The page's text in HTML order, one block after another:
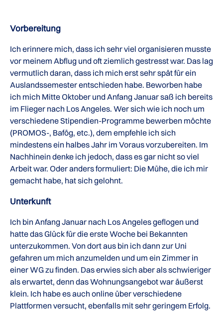
Vorbereitung
Ich erinnere mich, dass ich sehr viel organisieren musste
vor meinem Abflug und oft ziemlich gestresst war. Das lag
vermutlich daran, dass ich mich erst sehr spät für ein
Auslandssemester entschieden habe. Beworben habe
ich mich Mitte Oktober und Anfang Januar saß ich bereits
im Flieger nach Los Angeles. Wer sich wie ich noch um
verschiedene Stipendien-Programme bewerben möchte
(PROMOS-, Bafög, etc.), dem empfehle ich sich
mindestens ein halbes Jahr im Voraus vorzubereiten. Im
Nachhinein denke ich jedoch, dass es gar nicht so viel
Arbeit war. Oder anders formuliert: Die Mühe, die ich mir
gemacht habe, hat sich gelohnt.
Unterkunft
Ich bin Anfang Januar nach Los Angeles geflogen und
hatte das Glück für die erste Woche bei Bekannten
unterzukommen. Von dort aus bin ich dann zur Uni
gefahren um mich anzumelden und um ein Zimmer in
einer WG zu finden. Das erwies sich aber als schwieriger
als erwartet, denn das Wohnungsangebot war äußerst
klein. Ich habe es auch online über verschiedene
Plattformen versucht, ebenfalls mit sehr geringem Erfolg.